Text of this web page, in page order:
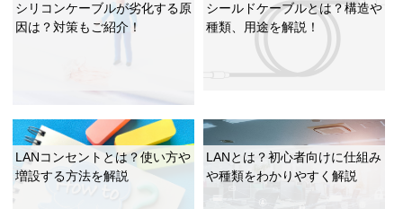
シリコンケーブルが劣化する原
因は？対策もご紹介！
シールドケーブルとは？構造や
種類、用途を解説！
LANコンセントとは？使い方や
増設する方法を解説
LANとは？初心者向けに仕組み
や種類をわかりやすく解説